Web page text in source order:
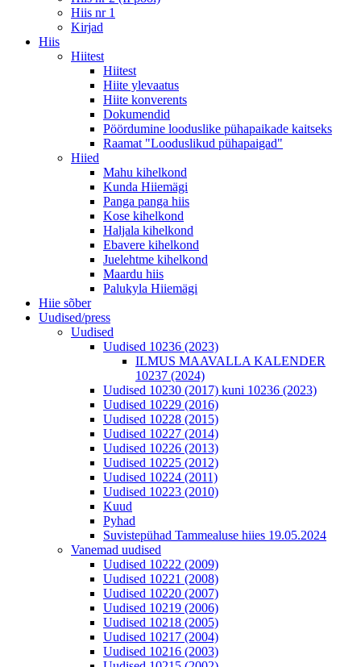
Hiis nr 1
Kirjad
Hiis
Hiitest
Hiitest
Hiite ylevaatus
Hiite konverents
Dokumendid
Pöördumine looduslike pühapaikade kaitseks
Raamat "Looduslikud pühapaigad"
Hiied
Mahu kihelkond
Kunda Hiiemägi
Panga panga hiis
Kose kihelkond
Haljala kihelkond
Ebavere kihelkond
Juelehtme kihelkond
Maardu hiis
Palukyla Hiiemägi
Hiie sõber
Uudised/press
Uudised
Uudised 10236 (2023)
ILMUS MAAVALLA KALENDER
10237 (2024)
Uudised 10230 (2017) kuni 10236 (2023)
Uudised 10229 (2016)
Uudised 10228 (2015)
Uudised 10227 (2014)
Uudised 10226 (2013)
Uudised 10225 (2012)
Uudised 10224 (2011)
Uudised 10223 (2010)
Kuud
Pyhad
Suvistepühad Tammealuse hiies 19.05.2024
Vanemad uudised
Uudised 10222 (2009)
Uudised 10221 (2008)
Uudised 10220 (2007)
Uudised 10219 (2006)
Uudised 10218 (2005)
Uudised 10217 (2004)
Uudised 10216 (2003)